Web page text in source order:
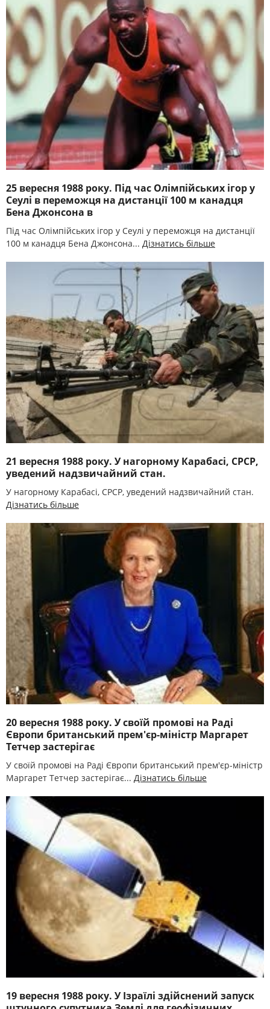
25 вересня 1988 року. Під час Олімпійських ігор у
Сеулі в переможця на дистанції 100 м канадця
Бена Джонсона в
Під час Олімпійських ігор у Сеулі у переможця на дистанції
100 м канадця Бена Джонсона... Дізнатись більше
21 вересня 1988 року. У нагорному Карабасі, СРСР,
уведений надзвичайний стан.
У нагорному Карабасі, СРСР, уведений надзвичайний стан.
Дізнатись більше
20 вересня 1988 року. У своїй промові на Раді
Європи британський прем'єр-міністр Маргарет
Тетчер застерігає
У своїй промові на Раді Європи британський прем'єр-міністр
Маргарет Тетчер застерігає... Дізнатись більше
19 вересня 1988 року. У Ізраїлі здійснений запуск